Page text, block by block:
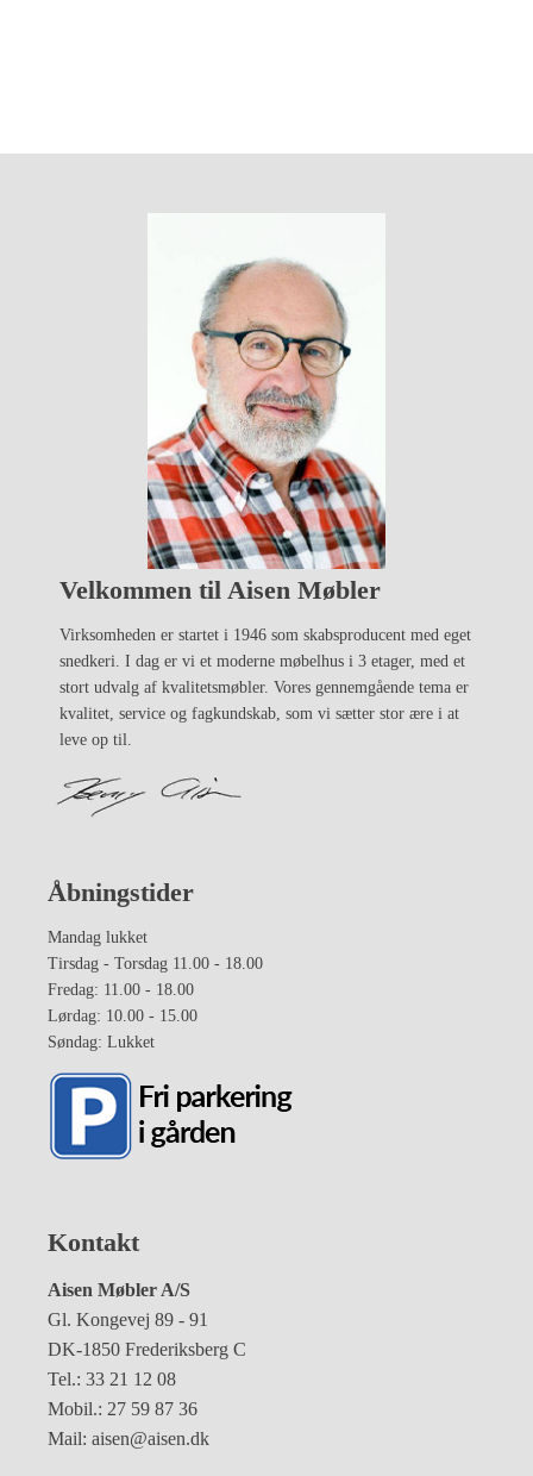
Velkommen til Aisen Møbler
Virksomheden er startet i 1946 som skabsproducent med eget
snedkeri. I dag er vi et moderne møbelhus i 3 etager, med et
stort udvalg af kvalitetsmøbler. Vores gennemgående tema er
kvalitet, service og fagkundskab, som vi sætter stor ære i at
leve op til.
Åbningstider
Mandag lukket
Tirsdag - Torsdag 11.00 - 18.00
Fredag: 11.00 - 18.00
Lørdag: 10.00 - 15.00
Søndag: Lukket
Kontakt
Aisen Møbler A/S
Gl. Kongevej 89 - 91
DK-1850 Frederiksberg C
Tel.: 33 21 12 08
Mobil.: 27 59 87 36
Mail: aisen@aisen.dk